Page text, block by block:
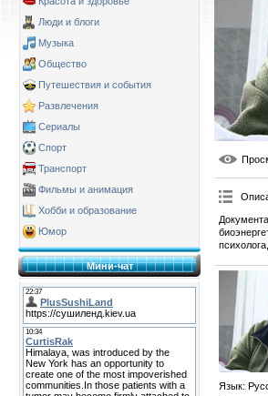
Люди и блоги
Музыка
Общество
Путешествия и события
Развлечения
Сериалы
Спорт
Транспорт
Фильмы и анимация
Хобби и образование
Юмор
Мини-чат
Язык: